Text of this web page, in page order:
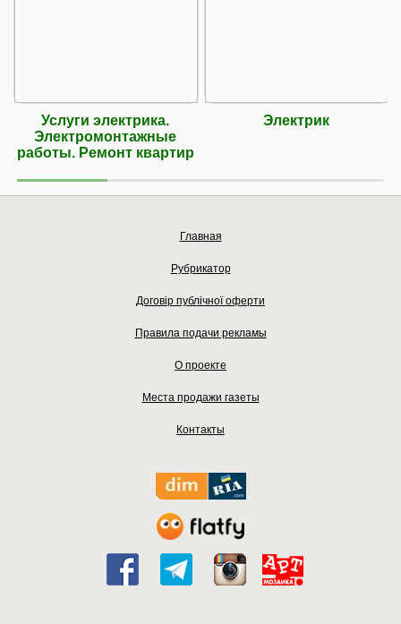
Услуги электрика.
Электромонтажные
работы. Ремонт квартир
Электрик
Главная
Рубрикатор
Договір публічної оферти
Правила подачи рекламы
О проекте
Места продажи газеты
Контакты